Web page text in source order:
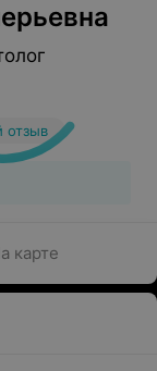
отзыв
карте